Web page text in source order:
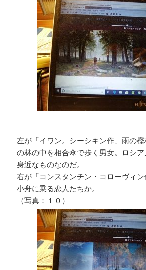
左が「イワン。シーシキン作、雨の
の林の中を相合傘で歩く男女。ロシ
身近なものなのだ。
右が「コンスタンチン・コローヴィン
小舟に乗る恋人たちか。
（写真：１０）